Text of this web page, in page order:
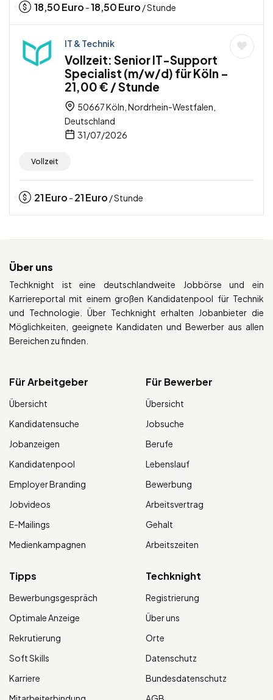
18,50Euro -18,50Euro / Stunde
IT & Technik
Vollzeit: Senior IT-Support
Specialist (m/w/d) für Köln –
21,00 € / Stunde
50667 Köln, Nordrhein-Westfalen,
Deutschland
31/07/2026
Vollzeit
21Euro - 21Euro / Stunde
Über uns
Techknight ist eine deutschlandweite Jobbörse und ein
Karriereportal mit einem großen Kandidatenpool für Technik
und Technologie. Über Techknight erhalten Jobanbieter die
Möglichkeiten, geeignete Kandidaten und Bewerber aus allen
Bereichen zu finden.
Für Arbeitgeber
Übersicht
Kandidatensuche
Jobanzeigen
Kandidatenpool
Employer Branding
Jobvideos
E-Mailings
Medienkampagnen
Für Bewerber
Übersicht
Jobsuche
Berufe
Lebenslauf
Bewerbung
Arbeitsvertrag
Gehalt
Arbeitszeiten
Tipps
Bewerbungsgespräch
Optimale Anzeige
Rekrutierung
Soft Skills
Karriere
Techknight
Registrierung
Über uns
Orte
Datenschutz
Bundesdatenschutz